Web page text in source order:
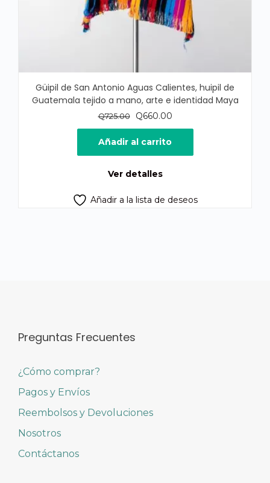
Güipil de San Antonio Aguas Calientes, huipil de
Guatemala tejido a mano, arte e identidad Maya
Q725.00
El
precio
original
era:
Q660.00El
precio
actual
es:
Añadir al carrito
Ver detalles
Añadir a la lista de deseos
Preguntas Frecuentes
¿Cómo comprar?
Pagos y Envíos
Reembolsos y Devoluciones
Nosotros
Contáctanos